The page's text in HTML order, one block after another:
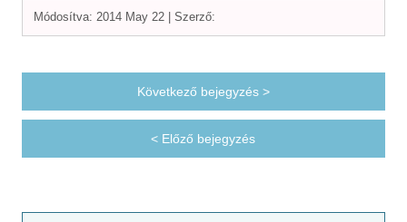
Módosítva: 2014 May 22 | Szerző:
Következő bejegyzés >
< Előző bejegyzés